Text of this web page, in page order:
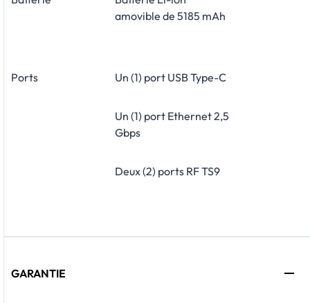
amovible de 5185 mAh
Ports Un (1) port USB Type-C
Un (1) port Ethernet 2,5
Gbps
Deux (2) ports RF TS9
GARANTIE